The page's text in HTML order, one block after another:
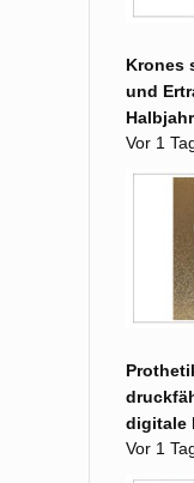
Krones
und
Vor 1
digitale
Vor 1